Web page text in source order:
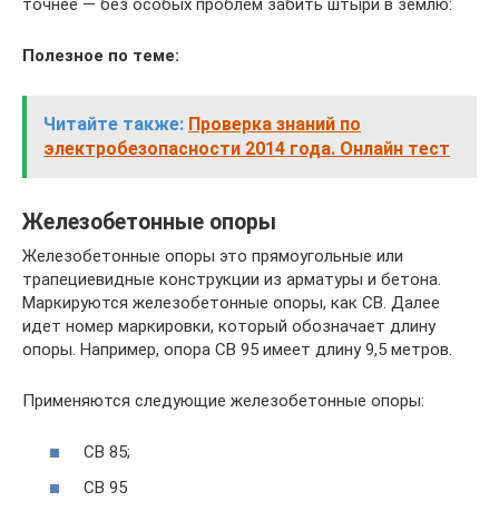
Полезное по теме:
Читайте также: Проверка знаний по
электробезопасности 2014 года. Онлайн тест
Железобетонные опоры
Железобетонные опоры это прямоугольные или
трапециевидные конструкции из арматуры и бетона.
Маркируются железобетонные опоры, как СВ. Далее
идет номер маркировки, который обозначает длину
опоры. Например, опора СВ 95 имеет длину 9,5 метров.
Применяются следующие железобетонные опоры:
СВ 85;
СВ 95